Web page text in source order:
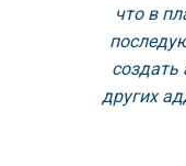
что в
создать
других